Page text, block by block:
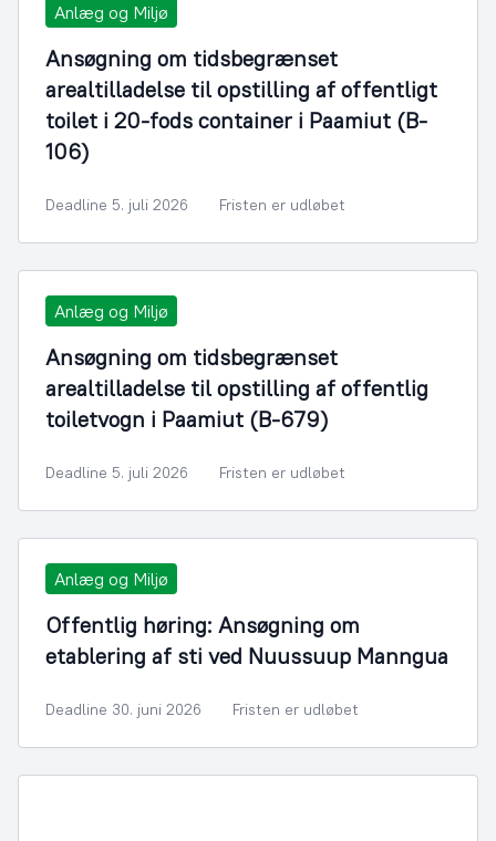
Anlæg og Miljø
Ansøgning om tidsbegrænset
arealtilladelse til opstilling af offentligt
toilet i 20-fods container i Paamiut (B-
106)
Deadline 5. juli 2026 Fristen er udløbet
Anlæg og Miljø
Ansøgning om tidsbegrænset
arealtilladelse til opstilling af offentlig
toiletvogn i Paamiut (B-679)
Deadline 5. juli 2026 Fristen er udløbet
Anlæg og Miljø
Offentlig høring: Ansøgning om
etablering af sti ved Nuussuup Manngua
Deadline 30. juni 2026 Fristen er udløbet